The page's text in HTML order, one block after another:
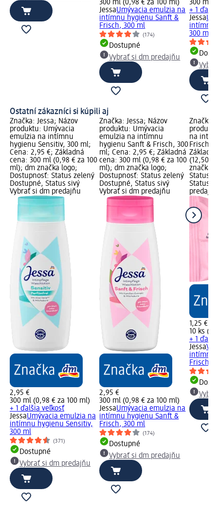
300 ml (0,98 € za 100 ml)
JessaUmývacia emulzia na
intímnu hygienu Sanft &
Frisch, 300 ml
(174)
Dostupné
Vybrať si dm predajňu
300 ml
+ 1
Jessa
intímnu
300 ml
Ostatní zákazníci si kúpili aj
Značka: Jessa; Názov
produktu: Umývacia
emulzia na intímnu
hygienu Sensitiv, 300 ml;
Cena: 2,95 €; Základná
cena: 300 ml (0,98 € za 100
ml); dm značka logo;
Dostupnosť: Status zelený
Dostupné, Status sivý
Vybrať si dm predajňu
2,95 €
300 ml (0,98 € za 100 ml)
+ 1 ďalšia veľkosť
JessaUmývacia emulzia na
intímnu hygienu Sensitiv,
300 ml
(371)
Dostupné
Vybrať si dm predajňu
Značka: Jessa; Názov
produktu: Umývacia
emulzia na intímnu
hygienu Sanft & Frisch, 300
ml; Cena: 2,95 €; Základná
cena: 300 ml (0,98 € za 100
ml); dm značka logo;
Dostupnosť: Status zelený
Dostupné, Status sivý
Vybrať si dm predajňu
2,95 €
300 ml (0,98 € za 100 ml)
JessaUmývacia emulzia na
intímnu hygienu Sanft &
Frisch, 300 ml
(174)
Dostupné
Vybrať si dm predajňu
Značka:
na
Frisch,
(12,50 €
značka
Status
Status
predajňu
1,25 €
10 ks
+ 1
Jessa
intímnu
Frisch,